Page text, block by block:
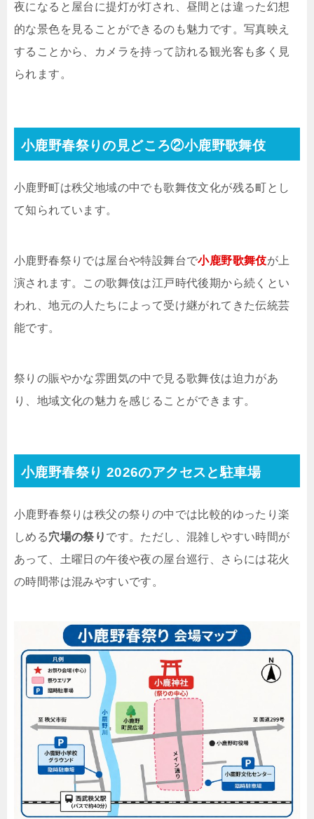
夜になると屋台に提灯が灯され、昼間とは違った幻想
的な景色を見ることができるのも魅力です。写真映え
することから、カメラを持って訪れる観光客も多く見
られます。
小鹿野春祭りの見どころ②小鹿野歌舞伎
小鹿野町は秩父地域の中でも歌舞伎文化が残る町とし
て知られています。
小鹿野春祭りでは屋台や特設舞台で小鹿野歌舞伎が上
演されます。この歌舞伎は江戸時代後期から続くとい
われ、地元の人たちによって受け継がれてきた伝統芸
能です。
祭りの賑やかな雰囲気の中で見る歌舞伎は迫力があ
り、地域文化の魅力を感じることができます。
小鹿野春祭り 2026のアクセスと駐車場
小鹿野春祭りは秩父の祭りの中では比較的ゆったり楽
しめる穴場の祭り です。ただし、混雑しやすい時間が
あって、土曜日の午後や夜の屋台巡行、さらには花火
の時間帯は混みやすいです。